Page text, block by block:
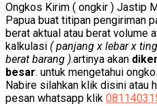
Ongkos Kirim ( ongkir ) Jastip
Papua buat titipan pengiriman
berat aktual atau berat volume
kalkulasi ( panjang x lebar x
berat barang ).artinya akan
besar. untuk mengetahui
Nabire silahkan klik disini atau
pesan whatsapp klik